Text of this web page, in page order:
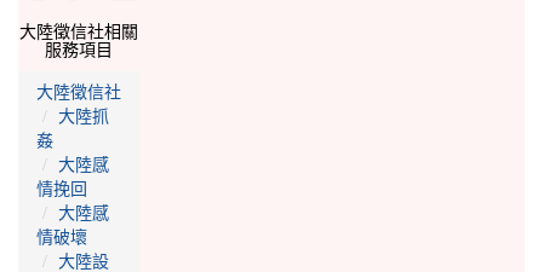
大陸徵信社相關
服務項目
大陸徵信社
大陸抓
姦
大陸感
情挽回
大陸感
情破壞
大陸設